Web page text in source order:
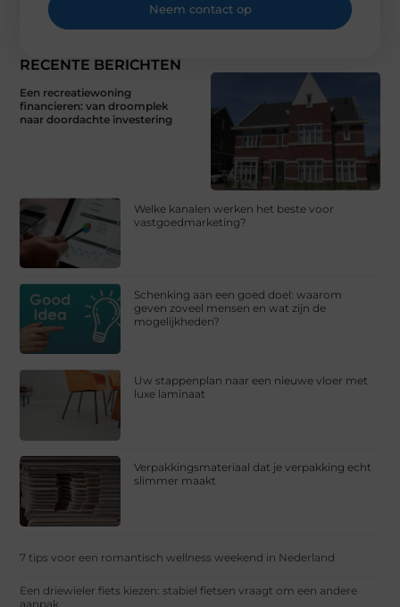
RECENTE BERICHTEN
Een recreatiewoning
financieren: van droomplek
naar doordachte investering
Welke kanalen werken het beste voor
vastgoedmarketing?
Schenking aan een goed doel: waarom
geven zoveel mensen en wat zijn de
mogelijkheden?
Uw stappenplan naar een nieuwe vloer met
luxe laminaat
Verpakkingsmateriaal dat je verpakking echt
slimmer maakt
7 tips voor een romantisch wellness weekend in Nederland
Een driewieler fiets kiezen: stabiel fietsen vraagt om een andere
aanpak
Neem contact op